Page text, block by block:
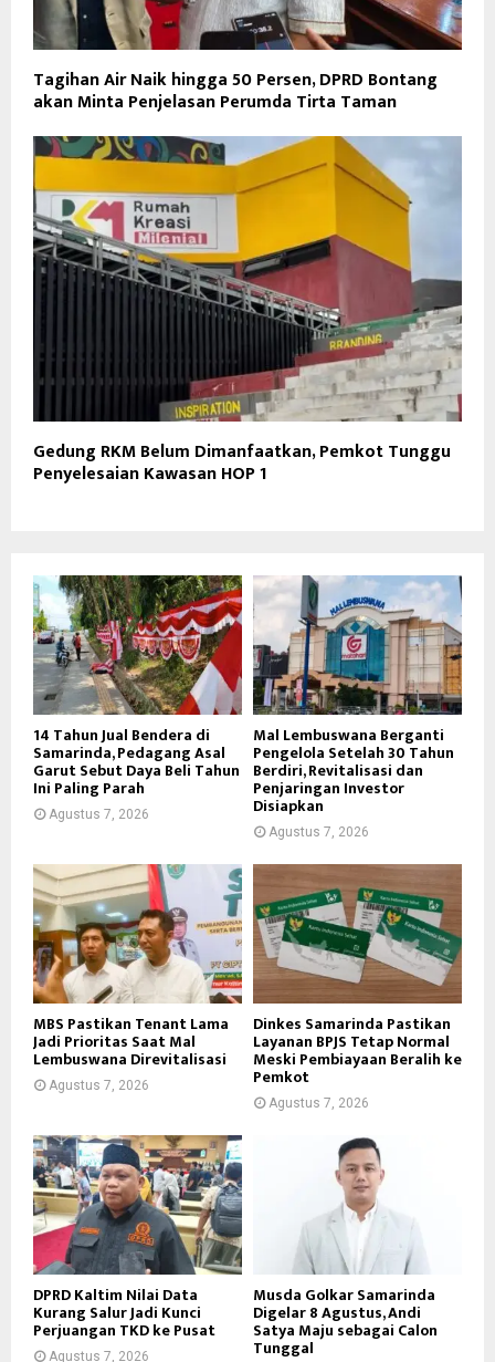
Tagihan Air Naik hingga 50 Persen, DPRD Bontang
akan Minta Penjelasan Perumda Tirta Taman
Gedung RKM Belum Dimanfaatkan, Pemkot Tunggu
Penyelesaian Kawasan HOP 1
14 Tahun Jual Bendera di
Samarinda, Pedagang Asal
Garut Sebut Daya Beli Tahun
Ini Paling Parah
Agustus 7, 2026
Mal Lembuswana Berganti
Pengelola Setelah 30 Tahun
Berdiri, Revitalisasi dan
Penjaringan Investor
Disiapkan
Agustus 7, 2026
MBS Pastikan Tenant Lama
Jadi Prioritas Saat Mal
Lembuswana Direvitalisasi
Agustus 7, 2026
Dinkes Samarinda Pastikan
Layanan BPJS Tetap Normal
Meski Pembiayaan Beralih ke
Pemkot
Agustus 7, 2026
DPRD Kaltim Nilai Data
Kurang Salur Jadi Kunci
Perjuangan TKD ke Pusat
Agustus 7, 2026
Musda Golkar Samarinda
Digelar 8 Agustus, Andi
Satya Maju sebagai Calon
Tunggal